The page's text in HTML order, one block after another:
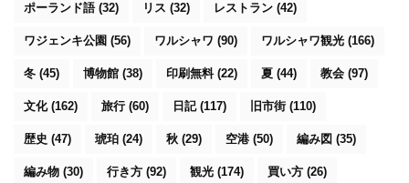
ポーランド語(32) リス (32) レストラン (42)
ワジェンキ公園 (56) ワルシャワ (90) ワルシャワ観光 (166)
冬 (45) 博物館 (38) 印刷無料(22) 夏 (44) 教会 (97)
文化(162) 旅行 (60) 日記(117) 旧市街 (110)
歴史 (47) 琥珀 (24) 秋 (29) 空港 (50) 編み図 (35)
編み物 (30) 行き方 (92) 観光 (174) 買い方 (26)